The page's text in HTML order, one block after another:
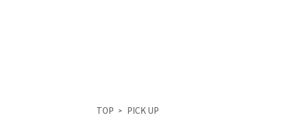
TOP PICK UP